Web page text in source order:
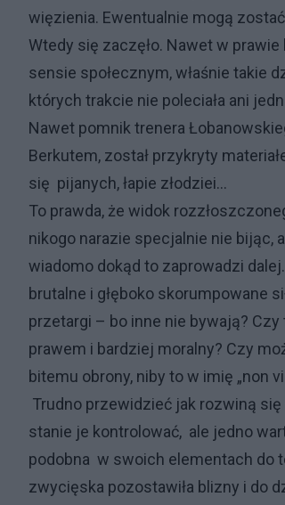
więzienia. Ewentualnie mogą
Wtedy się zaczęło. Nawet w
sensie społecznym, właśnie takie
których trakcie nie poleciała ani
Nawet pomnik trenera
Berkutem, został przykryty
się pijanych, łapie złodziei…
To prawda, że widok
nikogo narazie specjalnie nie bijąc,
wiadomo dokąd to zaprowadzi
brutalne i głęboko skorumpowane
przetargi – bo inne nie bywają?
prawem i bardziej moralny? Czy
bitemu obrony, niby to w imię „non
Trudno przewidzieć jak rozwiną
stanie je kontrolować, ale jedno
podobna w swoich elementach do
zwycięska pozostawiła blizny i do